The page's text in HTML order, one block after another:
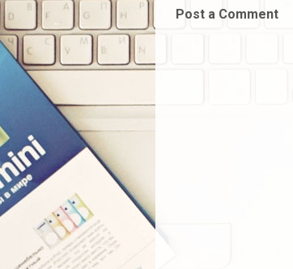
Post a Comment